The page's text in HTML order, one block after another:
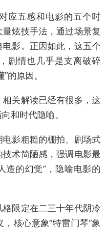
应五感和电影的五个时
炫技手法，通过场景复
影。正因如此，这五个
剧情也几乎是支离破碎
的原因。
关解读已经有很多，这
和时代隐喻。
影粗糙的棚拍、剧场式
术简陋感，强调电影最
造的幻觉”，隐喻电影的
限定在二三十年代阴冷
核心意象“特雷门琴”象